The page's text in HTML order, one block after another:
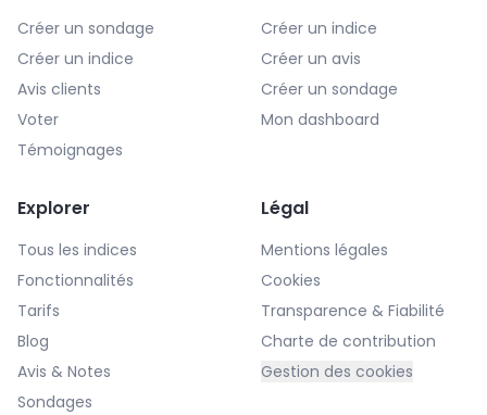
Créer un sondage
Créer un indice
Avis clients
Voter
Témoignages
Créer un indice
Créer un avis
Créer un sondage
Mon dashboard
Explorer
Tous les indices
Fonctionnalités
Tarifs
Blog
Avis & Notes
Sondages
Légal
Mentions légales
Cookies
Transparence & Fiabilité
Charte de contribution
Gestion des cookies